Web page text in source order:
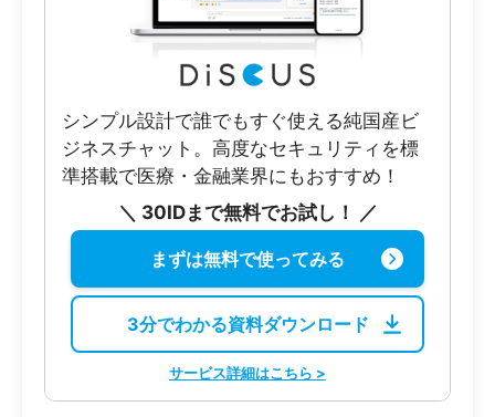
シンプル設計で誰でもすぐ使える純国産ビ
ジネスチャット。高度なセキュリティを標
準搭載で医療・金融業界にもおすすめ！
＼ 30IDまで無料でお試し！ ／
まずは無料で使ってみる
3分でわかる資料ダウンロード
サービス詳細はこちら >